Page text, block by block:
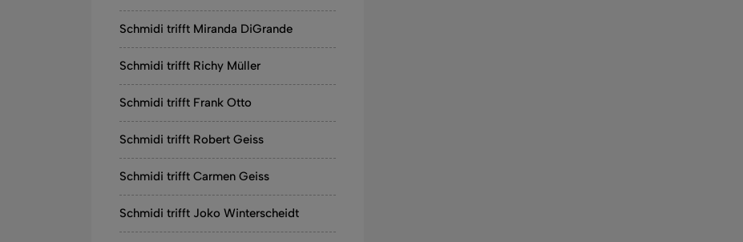
Schmidi trifft Miranda DiGrande
Schmidi trifft Richy Müller
Schmidi trifft Frank Otto
Schmidi trifft Robert Geiss
Schmidi trifft Carmen Geiss
Schmidi trifft Joko Winterscheidt